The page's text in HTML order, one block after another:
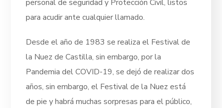
personal de seguridad y Protección Civil, listos
para acudir ante cualquier llamado.
Desde el año de 1983 se realiza el Festival de
la Nuez de Castilla, sin embargo, por la
Pandemia del COVID-19, se dejó de realizar dos
años, sin embargo, el Festival de la Nuez está
de pie y habrá muchas sorpresas para el público,